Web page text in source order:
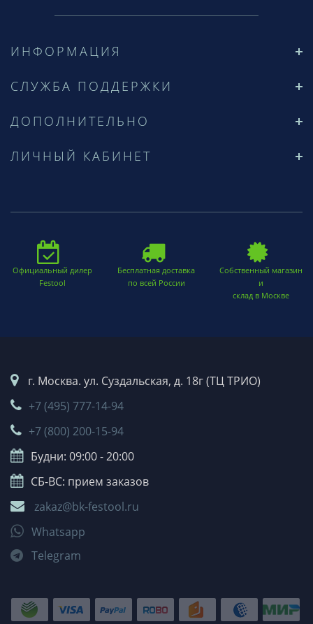
ИНФОРМАЦИЯ
СЛУЖБА ПОДДЕРЖКИ
ДОПОЛНИТЕЛЬНО
ЛИЧНЫЙ КАБИНЕТ
Официальный дилер
Festool
Бесплатная доставка
по всей России
Собственный магазин
и
склад в Москве
г. Москва. ул. Суздальская, д. 18г (ТЦ ТРИО)
+7 (495) 777-14-94
+7 (800) 200-15-94
Будни: 09:00 - 20:00
СБ-ВС: прием заказов
zakaz@bk-festool.ru
Whatsapp
Telegram